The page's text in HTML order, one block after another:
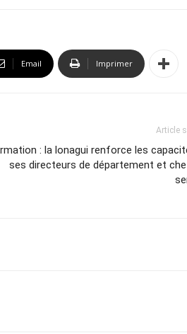
Email Imprimer
Article
: la lonagui renforce les
ses directeurs de département et